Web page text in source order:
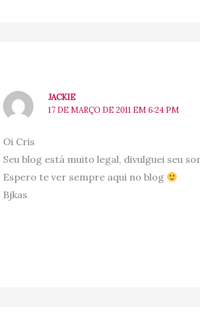
JACKIE
17 DE MARÇO DE 2011 EM 6:24 PM
Oi Cris
Seu blog está muito legal, divulguei seu
Espero te ver sempre aqui no blog
Bjkas